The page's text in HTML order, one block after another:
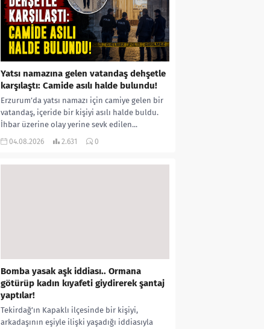
Yatsı namazına gelen vatandaş dehşetle
karşılaştı: Camide asılı halde bulundu!
Erzurum’da yatsı namazı için camiye gelen bir
vatandaş, içeride bir kişiyi asılı halde buldu.
İhbar üzerine olay yerine sevk edilen...
04.08.2026 2.631 0
Bomba yasak aşk iddiası.. Ormana
götürüp kadın kıyafeti giydirerek şantaj
yaptılar!
Tekirdağ’ın Kapaklı ilçesinde bir kişiyi,
arkadaşının eşiyle ilişki yaşadığı iddiasıyla